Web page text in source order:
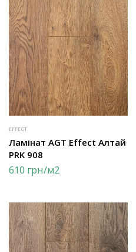
EFFECT
Ламінат AGT Effect Алтай
PRK 908
610 грн/м2